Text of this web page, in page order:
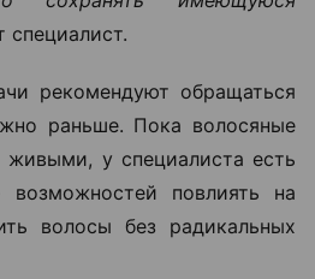
специалист.
рекомендуют обращаться
раньше. Пока волосяные
живыми, у специалиста есть
возможностей повлиять на
волосы без радикальных